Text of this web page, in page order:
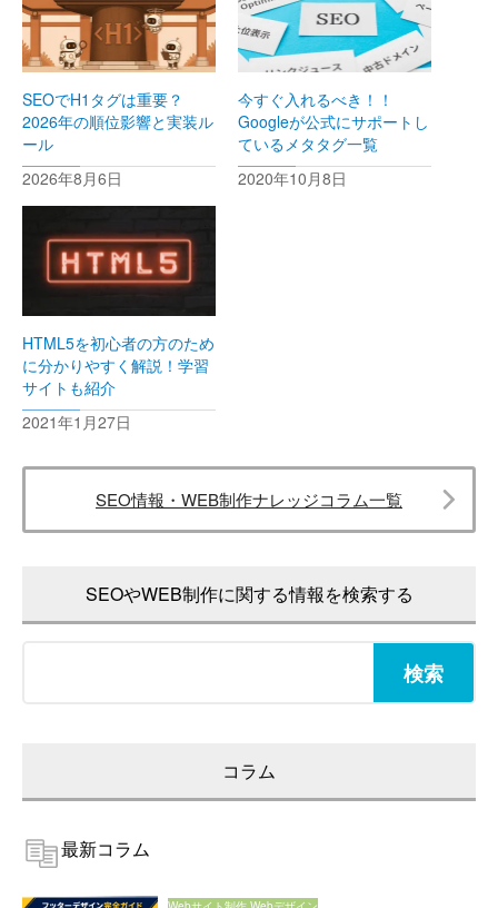
SEOでH1タグは重要？
2026年の順位影響と実装ル
ール
2026年8月6日
今すぐ入れるべき！！
Googleが公式にサポートし
ているメタタグ一覧
2020年10月8日
HTML5を初心者の方のため
に分かりやすく解説！学習
サイトも紹介
2021年1月27日
SEO情報・WEB制作ナレッジコラム一覧
SEOやWEB制作に関する情報を検索する
コラム
最新コラム